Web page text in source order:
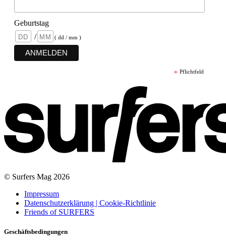
Geburtstag
/
( dd / mm )
* Pflichtfeld
© Surfers Mag 2026
Impressum
Datenschutzerklärung | Cookie-Richtlinie
Friends of SURFERS
Geschäftsbedingungen